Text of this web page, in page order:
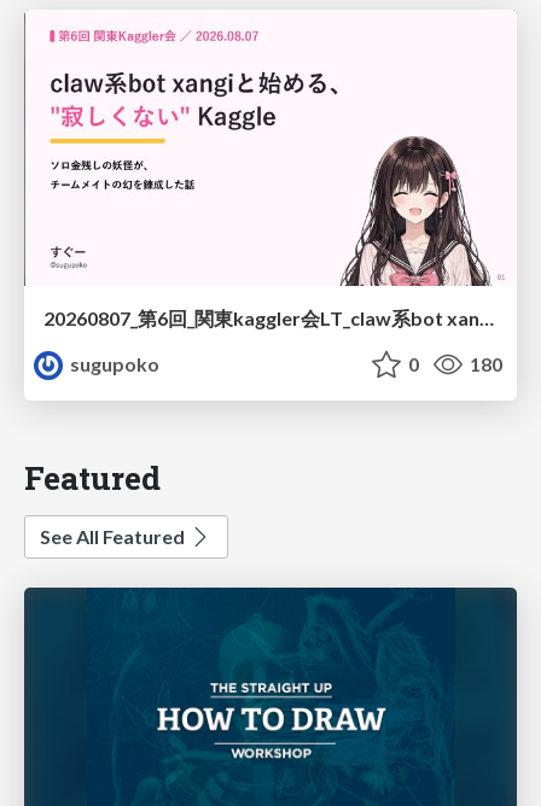
20260807_第6回_関東kaggler会LT_claw系bot xangiと始める、"寂しくない" kaggle
sugupoko
0 180
Featured
See All Featured